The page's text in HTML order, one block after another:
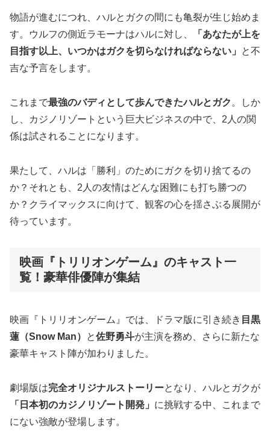
物語が進むにつれ、ハルとガクの間にも亀裂が生じ始めま
す。ウルフの側近ラモーナはハルに対し、
「あなたが上を
目指す以上、いつかはガクを切らなければならない」
と不
吉な予言をします。
これまで最強のバディとして歩んできたハルとガク 。しか
し、カジノリゾートという巨大ビジネスの中で、2人の関
係は試されることになります。
果たして、ハルは「勝利」のためにガクを切り捨てるの
か？それとも、2人の友情はどんな困難にも打ち勝つの
か？クライマックスに向けて、観客の心を揺さぶる展開が
待っています。
映画『トリリオンゲーム』のキャスト一
覧！豪華俳優陣が集結
映画『トリリオンゲーム』では、ドラマ版に引き続き 目黒
蓮（Snow Man）
と佐野勇斗が主演を務め、さらに新たな
豪華キャスト陣が加わりました。
劇場版は完全オリジナルストーリーとなり、ハルとガクが
「日本初のカジノリゾート開発」 に挑戦する中、これまで
にない強敵が登場します。